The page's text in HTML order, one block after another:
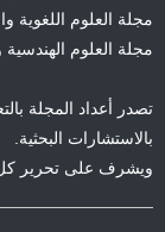
مجلة العلوم اللغوية
مجلة العلوم الهندسية
تصدر أعداد المجلة
بالاستشارات البحثية.
ويشرف على تحرير كل